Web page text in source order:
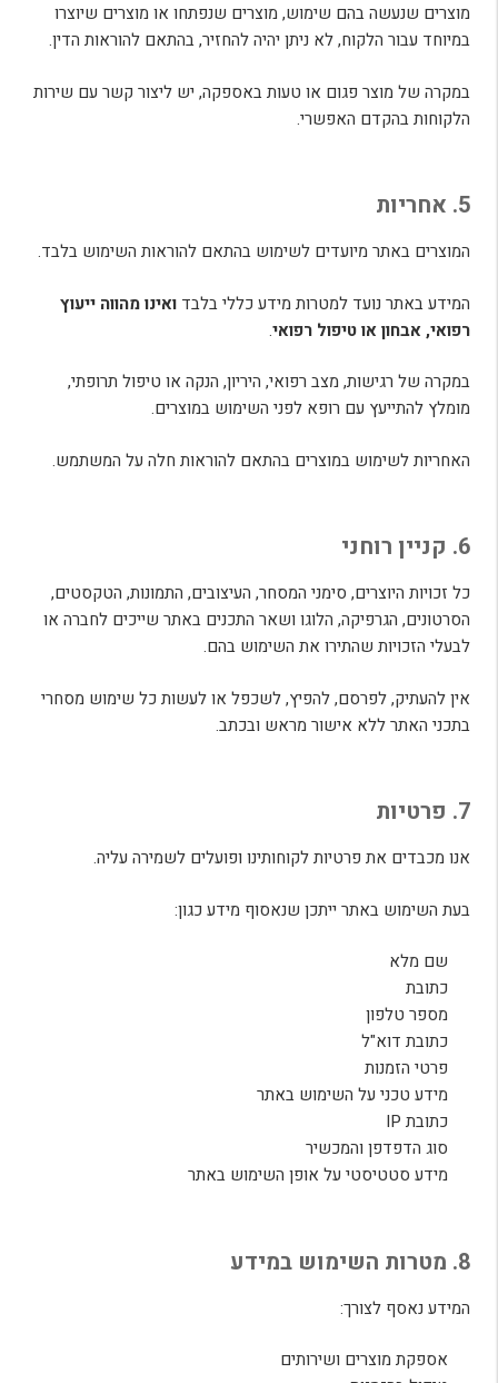
מוצרים שנעשה בהם שימוש, מוצרים שנפתחו או מוצרים שיוצרו
במיוחד עבור הלקוח, לא ניתן יהיה להחזיר, בהתאם להוראות הדין.
במקרה של מוצר פגום או טעות באספקה, יש ליצור קשר עם שירות
הלקוחות בהקדם האפשרי.
5. אחריות
המוצרים באתר מיועדים לשימוש בהתאם להוראות השימוש בלבד.
המידע באתר נועד למטרות מידע כללי בלבד ואינו מהווה ייעוץ
רפואי, אבחון או טיפול רפואי.
במקרה של רגישות, מצב רפואי, היריון, הנקה או טיפול תרופתי,
מומלץ להתייעץ עם רופא לפני השימוש במוצרים.
האחריות לשימוש במוצרים בהתאם להוראות חלה על המשתמש.
6. קניין רוחני
כל זכויות היוצרים, סימני המסחר, העיצובים, התמונות, הטקסטים,
הסרטונים, הגרפיקה, הלוגו ושאר התכנים באתר שייכים לחברה או
לבעלי הזכויות שהתירו את השימוש בהם.
אין להעתיק, לפרסם, להפיץ, לשכפל או לעשות כל שימוש מסחרי
בתכני האתר ללא אישור מראש ובכתב.
7. פרטיות
אנו מכבדים את פרטיות לקוחותינו ופועלים לשמירה עליה.
בעת השימוש באתר ייתכן שנאסוף מידע כגון:
שם מלא
כתובת
מספר טלפון
כתובת דוא"ל
פרטי הזמנות
מידע טכני על השימוש באתר
כתובת IP
סוג הדפדפן והמכשיר
מידע סטטיסטי על אופן השימוש באתר
8. מטרות השימוש במידע
המידע נאסף לצורך:
אספקת מוצרים ושירותים